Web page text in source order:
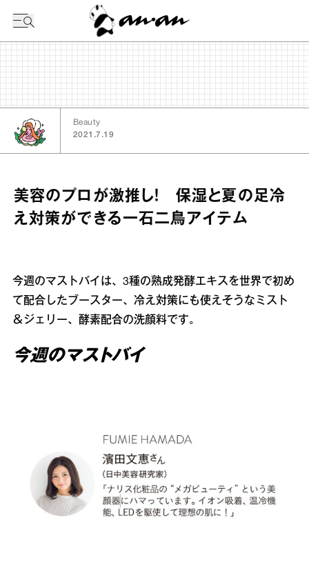
Beauty
2021.7.19
美容のプロが激推し！ 保湿と夏の足冷
え対策ができる一石二鳥アイテム
今週のマストバイは、3種の熟成発酵エキスを世界で初め
て配合したブースター、冷え対策にも使えそうなミスト
＆ジェリー、酵素配合の洗顔料です。
今週のマストバイ